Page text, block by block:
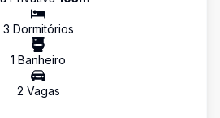
3 Dormitórios
1 Banheiro
2 Vagas